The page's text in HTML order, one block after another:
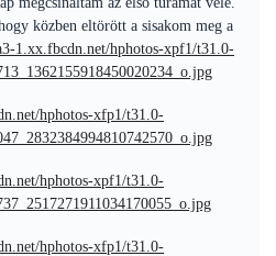
közben eltörött a sisakom meg a
1.xx.fbcdn.net/hphotos-xpf1/t31.0-
hphotos-xfp1/t31.0-
hphotos-xpf1/t31.0-
hphotos-xfp1/t31.0-